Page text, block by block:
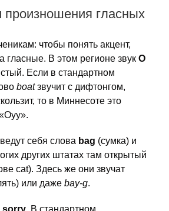
произношения гласных
чтобы понять акцент,
гласные. В этом регионе звук O
Если в стандартном
boatзвучит с дифтонгом,
то в Миннесоте это
себя слова bag (сумка) и
других штатах там открытый
cat). Здесь же они звучат
или даже bay-g.
sorry. В стандартном